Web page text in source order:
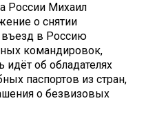
России Михаил
о снятии
въезд в Россию
командировок,
идёт об обладателях
паспортов из стран,
о безвизовых